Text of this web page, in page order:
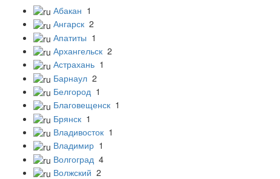
Абакан 1
Ангарск 2
Апатиты 1
Архангельск 2
Астрахань 1
Барнаул 2
Белгород 1
Благовещенск 1
Брянск 1
Владивосток 1
Владимир 1
Волгоград 4
Волжский 2